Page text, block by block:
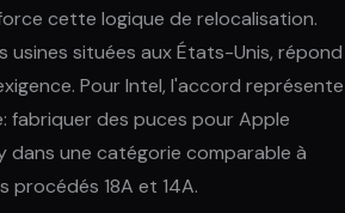
cette logique de relocalisation.
usines situées aux États-Unis, répond
Pour Intel, l'accord représente
fabriquer des puces pour Apple
dans une catégorie comparable à
procédés 18A et 14A.